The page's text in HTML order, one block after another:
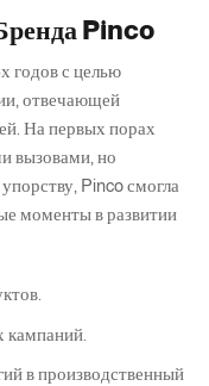
Pinco
годов с целью
отвечающей
На первых порах
вызовами, но
Pinco смогла
моменты в развитии
в производственный